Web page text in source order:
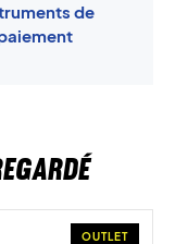
de
OUTLET